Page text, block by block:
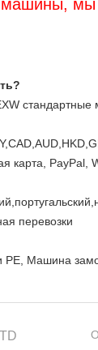
мы
карта, PayPal,
перевозки
PE, Машина